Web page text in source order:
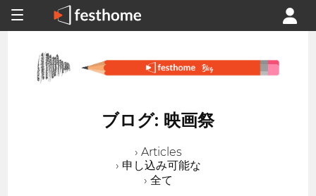
ブログ: 映画祭
› Articles
› 申し込み可能な
› 全て